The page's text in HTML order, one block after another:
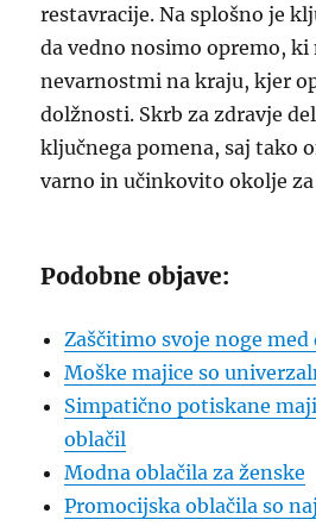
restavracije. Na splošno je
da vedno nosimo opremo, ki
nevarnostmi na kraju, kjer
dolžnosti. Skrb za zdravje
ključnega pomena, saj tako
varno in učinkovito okolje za
Podobne objave:
Zaščitimo svoje noge med
Moške majice so
Simpatično potiskane
oblačil
Modna oblačila za ženske
Promocijska oblačila so